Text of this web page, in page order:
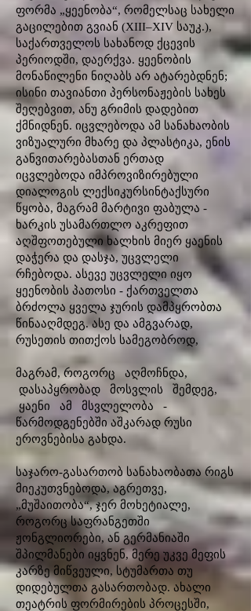
ფორმა „ყეენობა“, რომელსაც სახელი
გაცილებით გვიან (XIII–XIV საუკ.),
საქართველოს სახანოდ ქცევის
პერიოდში, დაერქვა. ყეენობის
მონაწილენი ნიღაბს არ ატარებდნენ;
ისინი თავიანთი პერსონაჟების სახეს
შეღებვით, ანუ გრიმის დადებით
ქმნიდნენ. იცვლებოდა ამ სანახაობის
ვიზუალური მხარე და პლასტიკა, ენის
განვითარებასთან ერთად
იცვლებოდა იმპროვიზირებული
დიალოგის ლექსიკურსინტაქსური
წყობა, მაგრამ მარტივი ფაბულა -
ხარკის უსამართლო აკრეფით
აღშფოთებული ხალხის მიერ ყაენის
დაჭერა და დასჯა, უცვლელი
რჩებოდა. ასევე უცვლელი იყო
ყეენობის პათოსი - ქართველთა
ბრძოლა ყველა ჯურის დამპყრობთა
წინააღმდეგ. ასე და ამგვარად,
რუსეთის თითქოს სამეგობროდ,
მაგრამ, როგორც აღმოჩნდა,
დასაპყრობად მოსვლის შემდეგ,
ყაენი ამ მსვლელობა -
წარმოდგენებში აშკარად რუსი
ეროვნებისა გახდა.
საჯარო-გასართობ სანახაობათა რიგს
მიეკუთვნებოდა, აგრეთვე,
„მუშაითობა“, ჯერ მოხეტიალე,
როგორც საფრანგეთში
ჟონგლიორები, ან გერმანიაში
შპილმანები იყვნენ, მერე უკვე მეფის
კარზე მიწვეული, სტუმართა თუ
დიდებულთა გასართობად. ახალი
თეატრის ფორმირების პროცესში,